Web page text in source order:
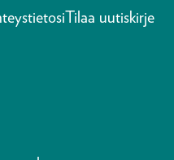
Tilaa uutiskirje
f in
Bluesky